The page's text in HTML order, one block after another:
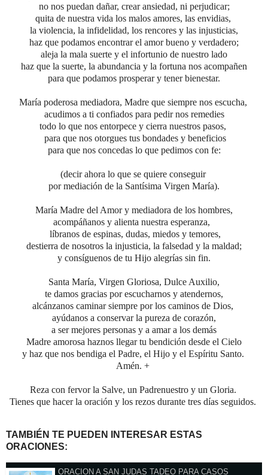
no nos puedan dañar, crear ansiedad, ni perjudicar;
quita de nuestra vida los malos amores, las envidias,
la violencia, la infidelidad, los rencores y las injusticias,
haz que podamos encontrar el amor bueno y verdadero;
aleja la mala suerte y el infortunio de nuestro lado
haz que la suerte, la abundancia y la fortuna nos acompañen
para que podamos prosperar y tener bienestar.
María poderosa mediadora, Madre que siempre nos escucha,
acudimos a ti confiados para pedir nos remedies
todo lo que nos entorpece y cierra nuestros pasos,
para que nos otorgues tus bondades y beneficios
para que nos concedas lo que pedimos con fe:
(decir ahora lo que se quiere conseguir
por mediación de la Santísima Virgen María).
María Madre del Amor y mediadora de los hombres,
acompáñanos y alienta nuestra esperanza,
líbranos de espinas, dudas, miedos y temores,
destierra de nosotros la injusticia, la falsedad y la maldad;
y consíguenos de tu Hijo alegrías sin fin.
Santa María, Virgen Gloriosa, Dulce Auxilio,
te damos gracias por escucharnos y atendernos,
alcánzanos caminar siempre por los caminos de Dios,
ayúdanos a conservar la pureza de corazón,
a ser mejores personas y a amar a los demás
Madre amorosa haznos llegar tu bendición desde el Cielo
y haz que nos bendiga el Padre, el Hijo y el Espíritu Santo.
Amén. +
Reza con fervor la Salve, un Padrenuestro y un Gloria.
Tienes que hacer la oración y los rezos durante tres días seguidos.
TAMBIÉN TE PUEDEN INTERESAR ESTAS
ORACIONES:
ORACION A SAN JUDAS TADEO PARA CASOS